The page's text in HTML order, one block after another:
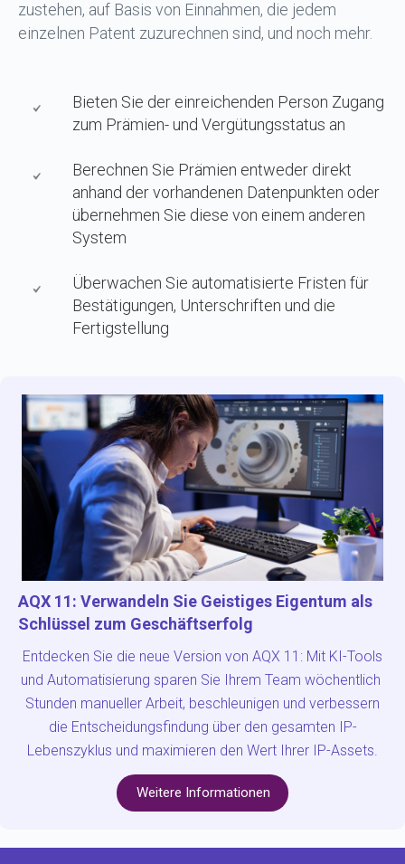
zustehen, auf Basis von Einnahmen, die jedem
einzelnen Patent zuzurechnen sind, und noch mehr.
Bieten Sie der einreichenden Person Zugang
zum Prämien- und Vergütungsstatus an
Berechnen Sie Prämien entweder direkt
anhand der vorhandenen Datenpunkten oder
übernehmen Sie diese von einem anderen
System
Überwachen Sie automatisierte Fristen für
Bestätigungen, Unterschriften und die
Fertigstellung
AQX 11: Verwandeln Sie Geistiges Eigentum als
Schlüssel zum Geschäftserfolg
Entdecken Sie die neue Version von AQX 11: Mit KI-Tools
und Automatisierung sparen Sie Ihrem Team wöchentlich
Stunden manueller Arbeit, beschleunigen und verbessern
die Entscheidungsfindung über den gesamten IP-
Lebenszyklus und maximieren den Wert Ihrer IP-Assets.
Weitere Informationen